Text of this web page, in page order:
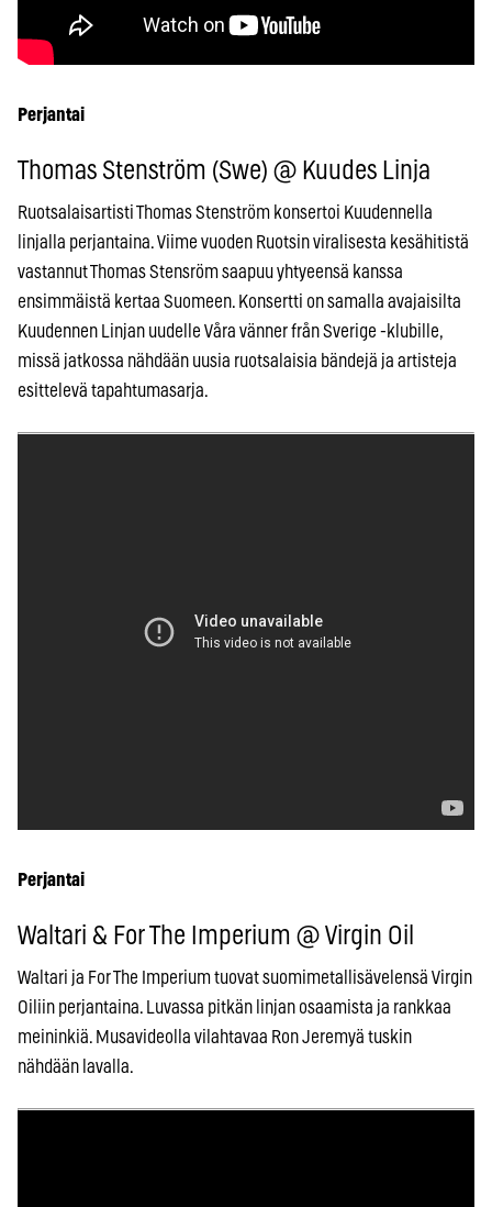
Perjantai
Thomas Stenström (Swe) @ Kuudes Linja
Ruotsalaisartisti Thomas Stenström konsertoi Kuudennella
linjalla perjantaina. Viime vuoden Ruotsin viralisesta kesähitistä
vastannut Thomas Stensröm saapuu yhtyeensä kanssa
ensimmäistä kertaa Suomeen. Konsertti on samalla avajaisilta
Kuudennen Linjan uudelle Våra vänner från Sverige -klubille,
missä jatkossa nähdään uusia ruotsalaisia bändejä ja artisteja
esittelevä tapahtumasarja.
Perjantai
Waltari & For The Imperium @ Virgin Oil
Waltari ja For The Imperium tuovat suomimetallisävelensä Virgin
Oiliin perjantaina. Luvassa pitkän linjan osaamista ja rankkaa
meininkiä. Musavideolla vilahtavaa Ron Jeremyä tuskin
nähdään lavalla.